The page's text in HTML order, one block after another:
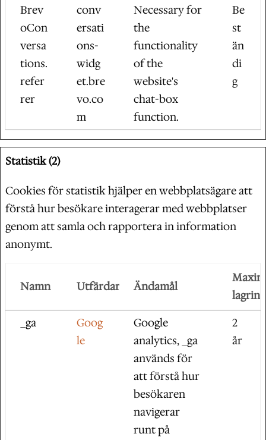
Brev
oCon
versa
tions.
refer
rer
conv
ersati
ons-
widg
et.bre
vo.co
m
Necessary for
the
functionality
of the
website's
chat-box
function.
Be
st
än
di
g
Statistik (2)
Cookies för statistik hjälper en webbplatsägare att
förstå hur besökare interagerar med webbplatser
genom att samla och rapportera in information
anonymt.
Namn Utfärdare Ändamål
_ga
Goog
le
Google
analytics, _ga
används för
att förstå hur
besökaren
navigerar
runt på
2
år